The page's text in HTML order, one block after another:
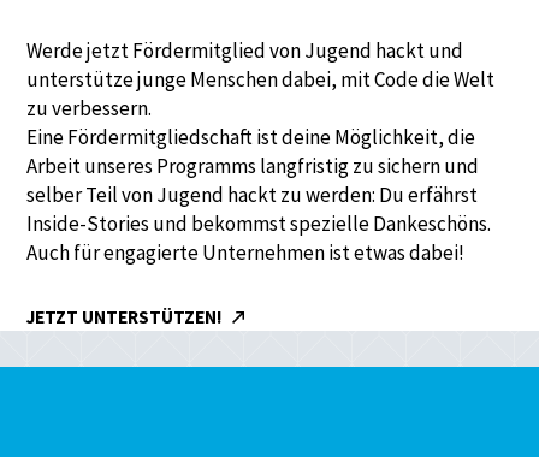
Werde jetzt Fördermitglied von Jugend hackt und
unterstütze junge Menschen dabei, mit Code die Welt
zu verbessern.
Eine Fördermitgliedschaft ist deine Möglichkeit, die
Arbeit unseres Programms langfristig zu sichern und
selber Teil von Jugend hackt zu werden: Du erfährst
Inside-Stories und bekommst spezielle Dankeschöns.
Auch für engagierte Unternehmen ist etwas dabei!
JETZT UNTERSTÜTZEN!